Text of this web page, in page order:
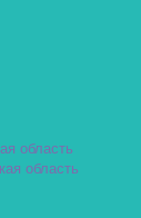
область
область